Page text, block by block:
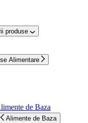
produse
Alimentare
de Baza
Alimente de Baza